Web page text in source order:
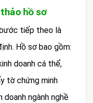
hồ sơ
tiếp theo là
Hồ sơ bao gồm:
doanh cá thể,
tờ chứng minh
doanh ngành nghề